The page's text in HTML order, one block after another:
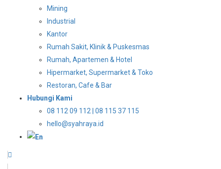
Mining
Industrial
Kantor
Rumah Sakit, Klinik & Puskesmas
Rumah, Apartemen & Hotel
Hipermarket, Supermarket & Toko
Restoran, Cafe & Bar
Hubungi Kami
08 112 09 112 | 08 115 37 115
hello@syahraya.id